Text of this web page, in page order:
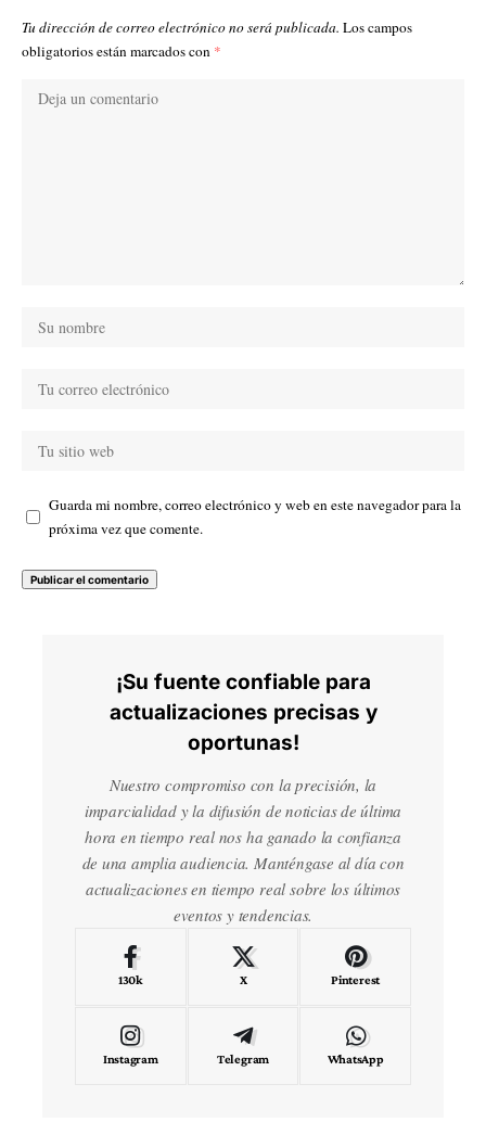
Tu dirección de correo electrónico no será publicada. Los campos
obligatorios están marcados con *
Guarda mi nombre, correo electrónico y web en este navegador para la
próxima vez que comente.
¡Su fuente confiable para
actualizaciones precisas y
oportunas!
Nuestro compromiso con la precisión, la
imparcialidad y la difusión de noticias de última
hora en tiempo real nos ha ganado la confianza
de una amplia audiencia. Manténgase al día con
actualizaciones en tiempo real sobre los últimos
eventos y tendencias.
130k X Pinterest
Instagram Telegram WhatsApp